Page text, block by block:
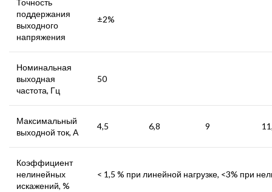
Точность
поддержания
выходного
напряжения
±2%
Номинальная
выходная
частота, Гц
50
Максимальный
выходной ток, А
4,5 6,8 9
Коэффициент
нелинейных
искажений, %
< 1,5 % при линейной нагрузке, <3% при